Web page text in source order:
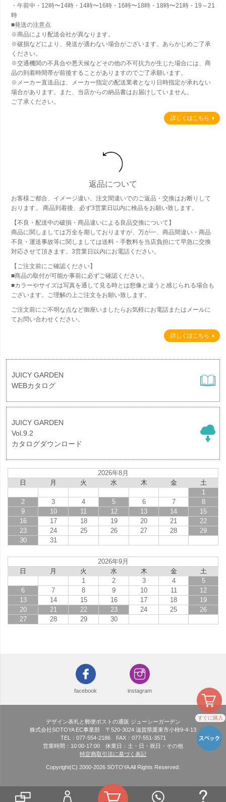
すぐに購入
・午前中・12時〜14時・14時〜16時・16時〜18時・18時〜21時・19～21
時
■発送の注意点
※商品により配送会社が異なります。
※破損などにより、発送が適わない場合がございます。あらかじめご了承
ください。
※交通機関の不具合や悪天候などその他の不可抗力が生じた場合には、商
品の到着時間帯が前後することがありますのでご了承願います。
※メーカー直送品は、メーカー指定の配送業者となり日時指定が承れない
場合があります。また、当店からの納品書はお届けしていません。
ご了承ください。
詳しくはこちら
返品について
お客様ご都合、イメージ違い、注文間違いでのご返品・交換はお断りして
おります。 商品到着後、必ず3営業日以内に検品をお願い致します。
【不良・配送中の破損・商品違いによる良品交換について】
商品に関しましては万全を期しておりますが、万が一、商品間違い・商品
不良・運送事故等に関しましては送料・手数料を当店負担にて早急に交換
対応させて頂きます。3営業日以内にお電話ください。
【ご注文前にご確認ください】
■商品の取付が可能か事前に必ずご確認ください。
■カラーやサイズは写真を通して見る時とは想像と違うと感じられる場合も
ございます。ご理解の上ご注文をお願い致します。
ご注文前にご不明な点など御座いましたらお気軽にお電話またはメールに
てお問い合わせください。
詳しくはこちら
JUICY GARDEN
WEBカタログ
JUICY GARDEN
Vol.9.2
カタログダウンロード
2026年8月
日
月 火 水 木 金
土
1
2
3 4 5 6 7
8
9
10 11 12 13 14
15
16
17 18 19 20 21
22
23
24 25 26 27 28
29
30
31
2026年9月
日
月 火 水 木 金
土
1
2 3 4
5
6
7 8 9 10 11
12
13
14 15 16 17 18
19
20
21 22 23 24 25
26
27
28 29 30
facebook instagram
デザイン表札と郵便ポストの通販 ジューシーガーデン
株式会社SOTOYA EC事業部 〒520-3024 滋賀県栗東市小柿9-4-13
TEL：077-554-2186 FAX：077-551-3571
営業時間：10:00-17:00 休業日：土・日・祝日・その他
特定商取引法に基づく表記
Copyright(C) 2000-2026 SOTOYA All Rights Reserved.